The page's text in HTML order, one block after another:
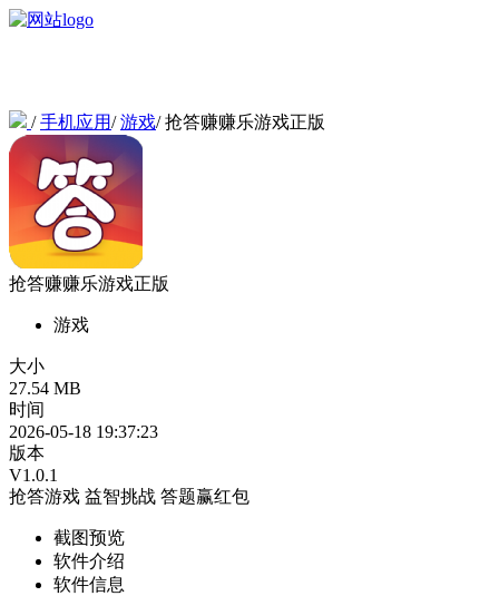
/手机应用/游戏/抢答赚赚乐游戏正版
抢答赚赚乐游戏正版
游戏
大小
27.54 MB
时间
2026-05-18 19:37:23
版本
V1.0.1
抢答游戏 益智挑战 答题赢红包
截图预览
软件介绍
软件信息